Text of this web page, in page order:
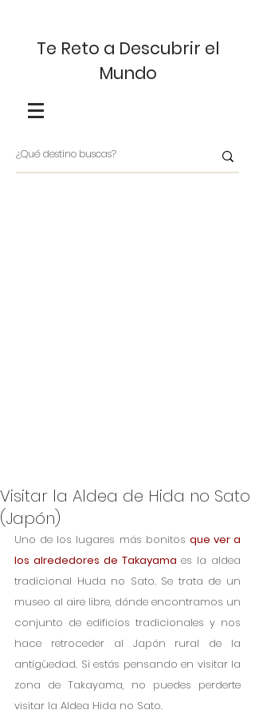
Te Reto a Descubrir el
Mundo
Visitar la Aldea de Hida no Sato
(Japón)
Uno de los lugares más bonitos que ver a
los alrededores de Takayama es la aldea
tradicional Huda no Sato. Se trata de un
museo al aire libre, dónde encontramos un
conjunto de edificios tradicionales y nos
hace retroceder al Japón rural de la
antigüedad. Si estás pensando en visitar la
zona de Takayama, no puedes perderte
visitar la Aldea Hida no Sato.